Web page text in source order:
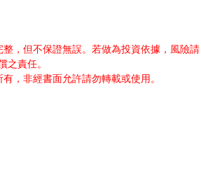
，但不保證無誤。若做為投資依據，風險請
之責任。
，非經書面允許請勿轉載或使用。